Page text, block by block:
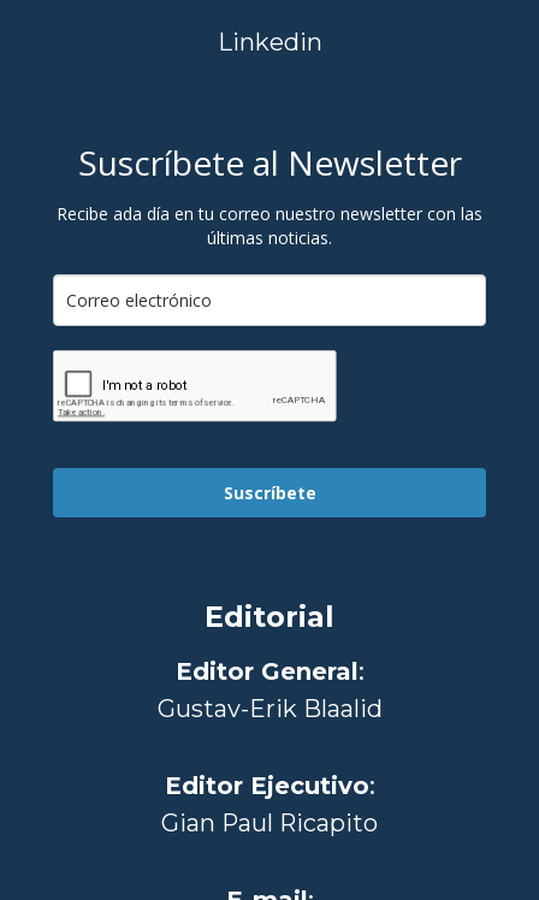
Linkedin
Suscríbete al Newsletter
Recibe ada día en tu correo nuestro newsletter con las
últimas noticias.
Suscríbete
Editorial
Editor General:
Gustav-Erik Blaalid
Editor Ejecutivo:
Gian Paul Ricapito